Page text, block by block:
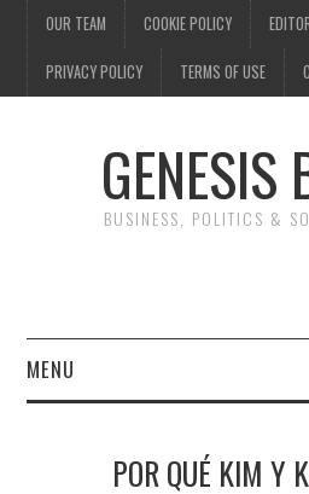
OUR TEAM COOKIE POLICY
PRIVACY POLICY TERMS OF USE
GENESIS
BUSINESS, POLITICS &
MENU
POR QUÉ KIM Y